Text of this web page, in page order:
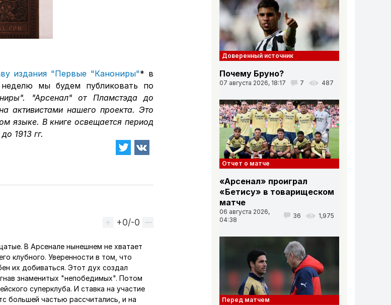
издания "Первые "Канониры"* в
мы будем публиковать по
"Арсенал" от Пламстэда до
активистами нашего проекта. Это
языке. В книге освещается период
1913 гг.
Вверх
+0/-0
В Арсенале нынешнем не хватает
клубного. Уверенности в том, что
их добиваться. Этот дух создал
знаменитых "непобедимых". Потом
суперклуба. И ставка на участие
большей частью рассчитались, и на
Доверенный источник
Почему Бруно?
07 августа 2026, 18:17 7 487
Отчет о матче
«Арсенал» проиграл
«Бетису» в товарищеском
матче
06 августа 2026,
04:38
36 1,975
Перед матчем